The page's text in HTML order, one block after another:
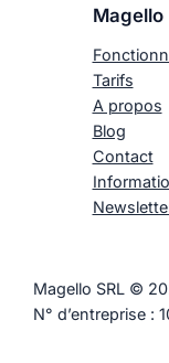
Magello
Tarifs
A propos
Blog
Contact
Magello SRL ©
N° d’entreprise :